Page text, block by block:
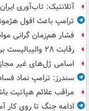
آتلانتیک: تاب‌آوری
ترامپ باعث افول
فشار هم‌زمان گرانی
رقابت ۲۸ والیبالیست برای حضور در فهرست نهایی تیم ملی
اسامی ژل‌های غیر
سندرز: ترامپ نماد
مراقب علائم هپاتیت
ادامه جنگ تا روی کار